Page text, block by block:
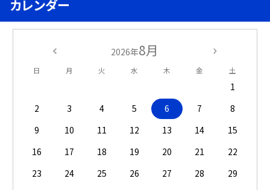
カレンダー
2026年8月
日 月 火 水 木 金 土
1
2
3 4 5 6 7
8
9
10 11 12 13 14
15
16
17 18 19 20 21
22
23
24 25 26 27 28
29